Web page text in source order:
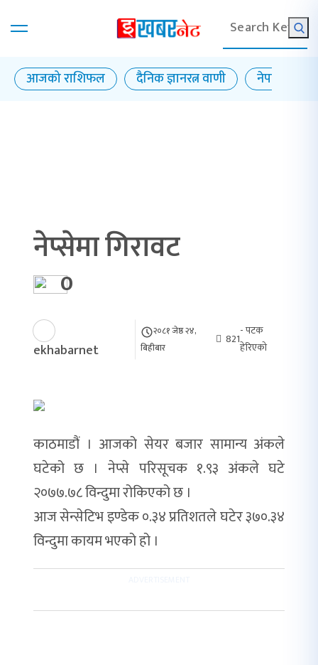
आजको राशिफल दैनिक ज्ञानरत्न वाणी नेपाल राष्ट्र
नेप्सेमा गिरावट
0
ekhabarnet
२०८१ जेष्ठ २४,
बिहीबार
821
- पटक
हेरिएको
काठमाडौं । आजको सेयर बजार सामान्य अंकले
घटेको छ । नेप्से परिसूचक १.९३ अंकले घटे
२०७७.७८ विन्दुमा रोकिएको छ ।
आज सेन्सेटिभ इण्डेक ०.३४ प्रतिशतले घटेर ३७०.३४
विन्दुमा कायम भएको हो ।